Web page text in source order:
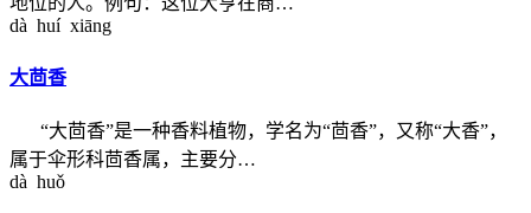
dà huí xiāng
大茴香
“大茴香”是一种香料植物，学名为“茴香”，又称“大香”，
属于伞形科茴香属，主要分…
dà huǒ